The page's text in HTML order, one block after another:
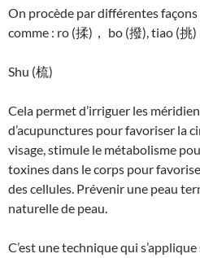
On procède par différentes
comme : ro (揉)， bo (撥), tiao (挑)
Shu (梳)
Cela permet d’irriguer les
d’acupunctures pour favoriser la
visage, stimule le métabolisme
toxines dans le corps pour
des cellules. Prévenir une peau
naturelle de peau.
C’est une technique qui